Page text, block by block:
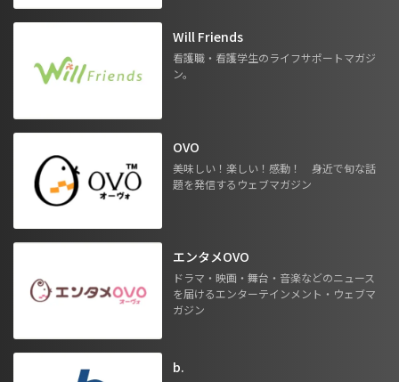
Will Friends
看護職・看護学生のライフサポートマガジ
ン。
OVO
美味しい！楽しい！感動！ 身近で旬な話
題を発信するウェブマガジン
エンタメOVO
ドラマ・映画・舞台・音楽などのニュース
を届けるエンターテインメント・ウェブマ
ガジン
b.